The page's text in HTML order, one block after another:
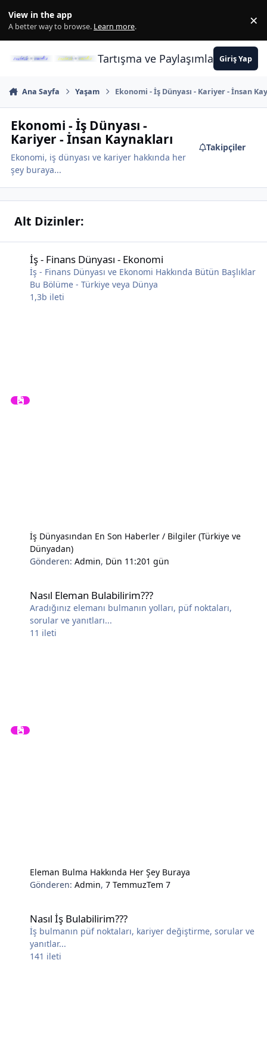
View in the app
A better way to browse. Learn more. ×
Tartışma ve PaylaşımlarınGiriş Yap
Ana Sayfa Yaşam Ekonomi - İş Dünyası - Kariyer - İnsan
Ekonomi - İş Dünyası -
Kariyer - İnsan Kaynakları
Ekonomi, iş dünyası ve kariyer hakkında her
şey buraya...
Takipçiler
Alt Dizinler:
İş - Finans Dünyası - Ekonomi
İş - Finans Dünyası ve Ekonomi Hakkında Bütün Başlıklar
Bu Bölüme - Türkiye veya Dünya
1,3b ileti
İş Dünyasından En Son Haberler / Bilgiler (Türkiye ve
Dünyadan)
Gönderen:Admin, Dün 11:201 gün
Nasıl Eleman Bulabilirim???
Aradığınız elemanı bulmanın yolları, püf noktaları,
sorular ve yanıtları...
11 ileti
Eleman Bulma Hakkında Her Şey Buraya
Gönderen:Admin,7 TemmuzTem 7
Nasıl İş Bulabilirim???
İş bulmanın püf noktaları, kariyer değiştirme, sorular ve
yanıtlar...
141 ileti